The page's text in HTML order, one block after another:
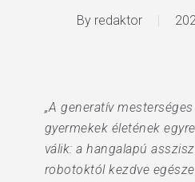
By redaktor
„A generatív
gyermekek életének
válik: a hangalapú
robotoktól kezdve